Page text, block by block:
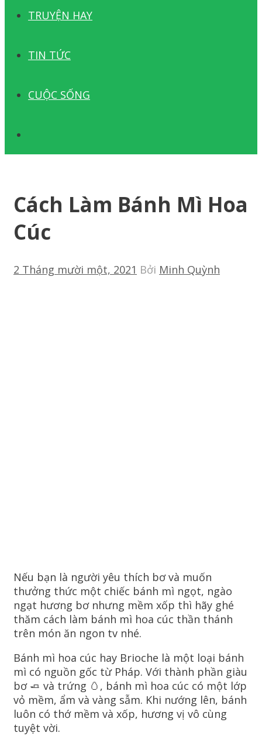
TRUYỆN HAY
TIN TỨC
CUỘC SỐNG
Cách Làm Bánh Mì Hoa
Cúc
2 Tháng mười một, 2021 Bởi Minh Quỳnh
Nếu bạn là người yêu thích bơ và muốn
thưởng thức một chiếc bánh mì ngọt, ngào
ngạt hương bơ nhưng mềm xốp thì hãy ghé
thăm cách làm bánh mì hoa cúc thần thánh
trên món ăn ngon tv nhé.
Bánh mì hoa cúc hay Brioche là một loại bánh
mì có nguồn gốc từ Pháp. Với thành phần giàu
bơ 🧈 và trứng 🥚, bánh mì hoa cúc có một lớp
vỏ mềm, ẩm và vàng sẫm. Khi nướng lên, bánh
luôn có thớ mềm và xốp, hương vị vô cùng
tuyệt vời.